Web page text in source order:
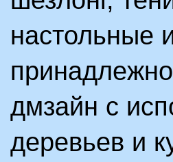
настольные
дмзайн с
деревьев и